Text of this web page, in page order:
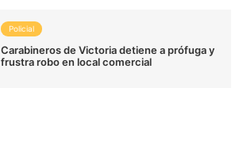
Policial
Carabineros de Victoria detiene a prófuga y
frustra robo en local comercial